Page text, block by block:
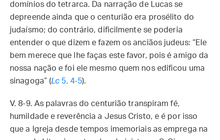
domínios do tetrarca. Da narração de Lucas se
depreende ainda que o centurião era prosélito do
judaísmo; do contrário, dificilmente se poderia
entender o que dizem e fazem os anciãos judeus: “Ele
bem merece que lhe faças este favor, pois é amigo da
nossa nação e foi ele mesmo quem nos edificou uma
sinagoga” (Lc 5, 4-5).
V. 8-9. As palavras do centurião transpiram fé,
humildade e reverência a Jesus Cristo, e é por isso
que a Igreja desde tempos imemoriais as emprega na